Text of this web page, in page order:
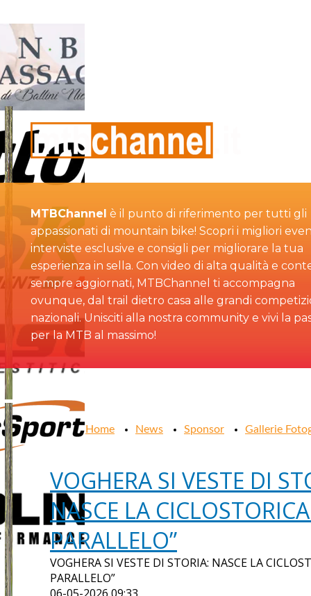
MTBChannel è il punto di riferimento per tutti gli
appassionati di mountain bike! Scopri i migliori
interviste esclusive e consigli per migliorare la tua
esperienza in sella. Con video di alta qualità e
sempre aggiornati, MTBChannel ti accompagna
ovunque, dal trail dietro casa alle grandi
nazionali. Unisciti alla nostra community e vivi la
per la MTB al massimo!
Home News Sponsor Gallerie
VOGHERA SI VESTE DI
NASCE LA
PARALLELO”
VOGHERA SI VESTE DI STORIA: NASCE LA
PARALLELO”